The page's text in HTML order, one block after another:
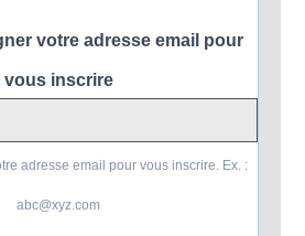
votre adresse email pour
vous inscrire
adresse email pour vous inscrire. Ex. :
abc@xyz.com